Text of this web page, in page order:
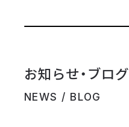
お知らせ・ブログ
NEWS / BLOG